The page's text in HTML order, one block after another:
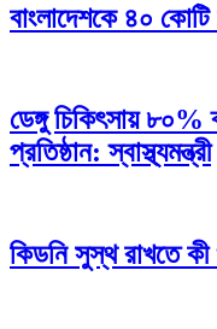
বাংলাদেশকে ৪০ কোটি
ডেঙ্গু চিকিৎসায় ৮০%
প্রতিষ্ঠান: স্বাস্থ্যমন্ত্রী
কিডনি সুস্থ রাখতে কী